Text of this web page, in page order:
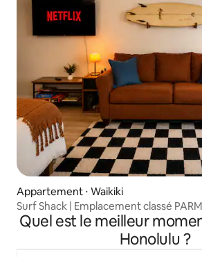
Appartement ⋅ Waikiki
Surf Shack | Emplacement classé
2 balcons
Quel est le meilleur
Honolulu ?